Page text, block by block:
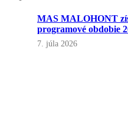
MAS MALOHONT
programové obdobie
7. júla 2026